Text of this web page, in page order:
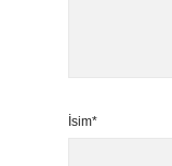
İsim*